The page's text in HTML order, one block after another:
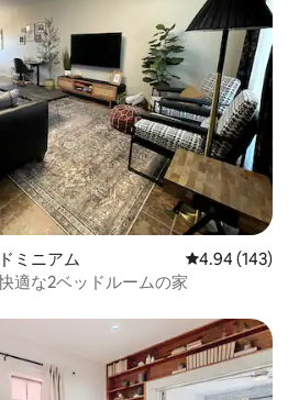
ミニアム レビュー143
4.94 (143)
適な2ベッドルームの家
です。